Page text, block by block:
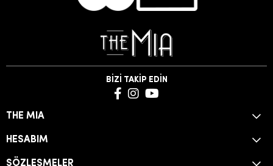
BİZİ TAKİP EDİN
THE MIA
HESABIM
SÖZLEŞMELER